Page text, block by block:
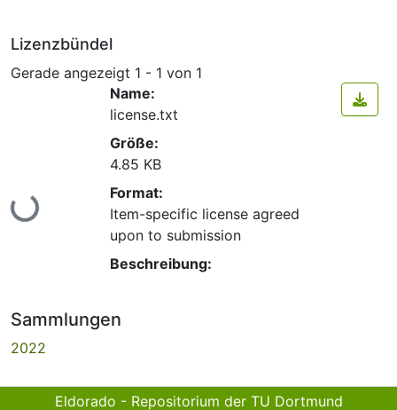
Lizenzbündel
Gerade angezeigt 1 - 1 von 1
Lade...
Name:
license.txt
Größe:
4.85 KB
Format:
Item-specific license agreed
upon to submission
Beschreibung:
Sammlungen
2022
Eldorado - Repositorium der TU Dortmund